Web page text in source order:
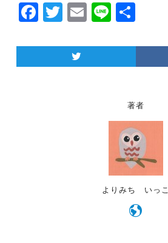
F
c
e
T
itt
er
E
ai
l
Li
e
著者
よりみち いっこ